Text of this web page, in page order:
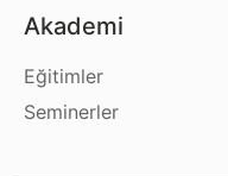
Akademi
Eğitimler
Seminerler